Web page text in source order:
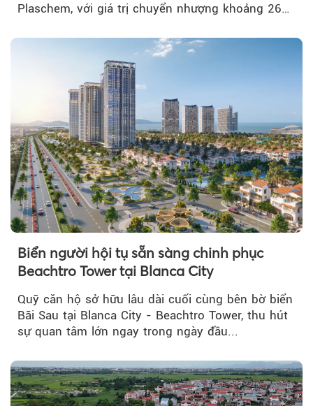
Plaschem, với giá trị chuyển nhượng khoảng 262
Biển người hội tụ sẵn sàng chinh phục
Beachtro Tower tại Blanca City
Quỹ căn hộ sở hữu lâu dài cuối cùng bên bờ biển
Bãi Sau tại Blanca City - Beachtro Tower, thu hút
sự quan tâm lớn ngay trong ngày đầu...